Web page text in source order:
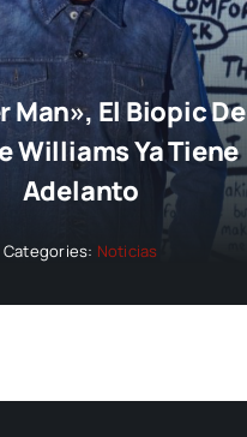
Man», El Biopic De
Williams Ya Tiene
Adelanto
Categories: Noticias